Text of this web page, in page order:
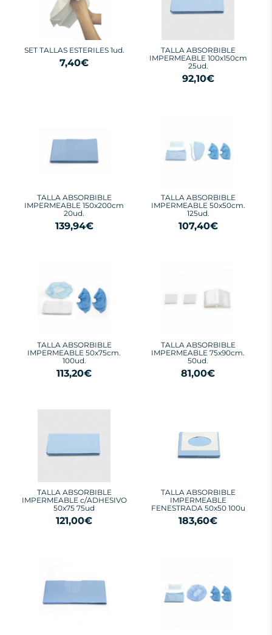
SET TALLAS ESTERILES 1ud.
7,40€
TALLA ABSORBIBLE
IMPERMEABLE 100x150cm
25ud.
92,10€
TALLA ABSORBIBLE
IMPERMEABLE 150x200cm
20ud.
139,94€
TALLA ABSORBIBLE
IMPERMEABLE 50x50cm.
125ud.
107,40€
TALLA ABSORBIBLE
IMPERMEABLE 50x75cm.
100ud.
113,20€
TALLA ABSORBIBLE
IMPERMEABLE 75x90cm.
50ud.
81,00€
TALLA ABSORBIBLE
IMPERMEABLE c/ADHESIVO
50x75 75ud
121,00€
TALLA ABSORBIBLE
IMPERMEABLE
FENESTRADA 50x50 100u
183,60€